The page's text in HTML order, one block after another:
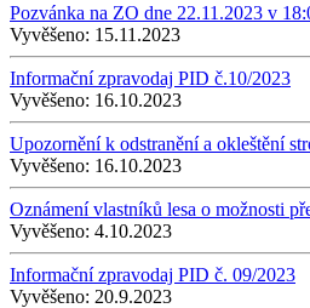
Pozvánka na ZO dne 22.11.2023 v
Vyvěšeno: 15.11.2023
Informační zpravodaj PID č.10/2023
Vyvěšeno: 16.10.2023
Upozornění k odstranění a okleštění
Vyvěšeno: 16.10.2023
Oznámení vlastníků lesa o možnosti
Vyvěšeno: 4.10.2023
Informační zpravodaj PID č. 09/2023
Vyvěšeno: 20.9.2023